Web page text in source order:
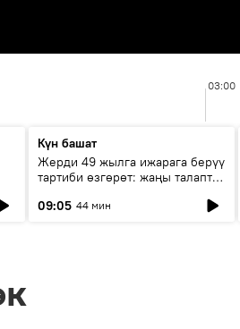
03:00
Күн башат
Жерди 49 жылга ижарага берүү
тартиби өзгөрөт: жаңы талаптар
09:05 44 мин